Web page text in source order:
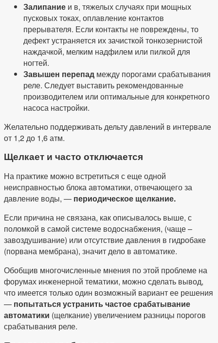
Залипание и в, тяжелых случаях при мощных
пусковых токах, оплавление контактов
прерывателя. Если контакты не повреждены, то
дефект устраняется их зачисткой тонкозернистой
наждачкой, мелким надфилем или пилкой для
ногтей.
Завышен перепад между порогами срабатывания
реле. Следует выставить рекомендованные
производителем или оптимальные для конкретного
насоса настройки.
Желательно поддерживать дельту давлений в интервале
от 1,2 до 1,6 атм.
Щелкает и часто отключается
На практике можно встретиться с еще одной
неисправностью блока автоматики, отвечающего за
давление воды, — периодическое щелкание.
Если причина не связана, как описывалось выше, с
поломкой в самой системе водоснабжения, (чаще –
завоздушивание) или отсутствие давления в гидробаке
(порвана мембрана), значит дело в автоматике.
Обобщив многочисленные мнения по этой проблеме на
форумах инженерной тематики, можно сделать вывод,
что имеется только один возможный вариант ее решения
— попытаться устранить частое срабатывание
автоматики (щелкание) увеличением разницы порогов
срабатывания реле.